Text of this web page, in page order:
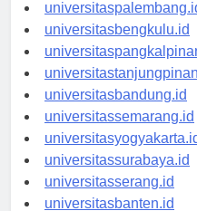
universitaspalembang.id
universitasbengkulu.id
universitasbandung.id
universitassemarang.id
universitasyogyakarta.id
universitassurabaya.id
universitasserang.id